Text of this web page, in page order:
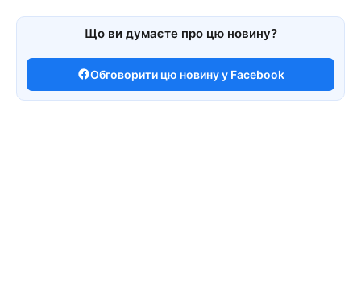
Що ви думаєте про цю новину?
Обговорити цю новину у Facebook